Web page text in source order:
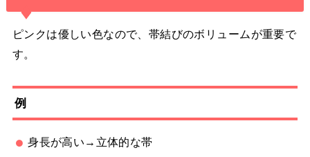
ピンクは優しい色なので、帯結びのボリュームが重要で
す。
例
身長が高い→立体的な帯